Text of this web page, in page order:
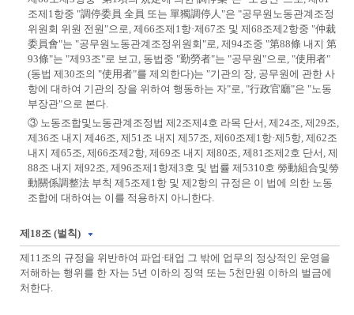
조제1항중 "調停委員 全員 또는 單獨調停人"은 "공무원노동관계조정
위원회 위원 전원"으로, 제66조제1항·제67조 및 제68조제2항중 "仲裁
委員會"는 "공무원노동관계조정위원회"로, 제94조중 "第88條 내지 第
93條"는 "제93조"로 보고, 동법중 "勤勞者"는 "공무원"으로, "使用者"
(동법 제30조의 "使用者"를 제외한다)는 "기관의 장, 공무원에 관한 사
항에 대하여 기관의 장을 위하여 행동하는 자"로, "行政官廳"은 "노동
부장관"으로 본다.
③ 노동조합및노동관계조정법 제2조제4호 라목 단서, 제24조, 제29조,
제36조 내지 제46조, 제51조 내지 제57조, 제60조제1항·제5항, 제62조
내지 제65조, 제66조제2항, 제69조 내지 제80조, 제81조제2호 단서, 제
88조 내지 제92조, 제96조제1항제3호 및 법률 제5310호 勞動組合및勞
動關係調整法 부칙 제5조제1항 및 제2항의 규정은 이 법에 의한 노동
조합에 대하여는 이를 적용하지 아니한다.
제18조 (벌칙)
제11조의 규정을 위반하여 파업·태업 그 밖에 업무의 정상적인 운영을
저해하는 행위를 한 자는 5년 이하의 징역 또는 5천만원 이하의 벌금에
처한다.